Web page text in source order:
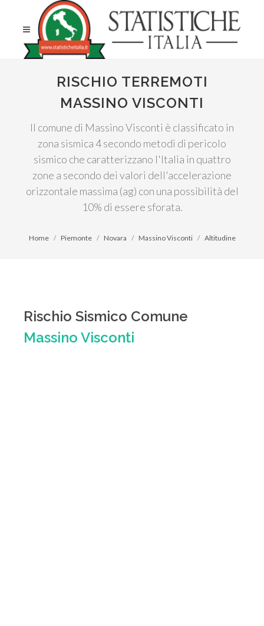
RISCHIO TERREMOTI
MASSINO VISCONTI
Il comune di Massino Visconti è classificato in
zona sismica 4 secondo metodi di pericolo
sismico che caratterizzano l'Italia in quattro
zone a secondo dei valori dell'accelerazione
orizzontale massima (ag) con una possibilità del
10% di essere sforata.
Home Piemonte Novara Massino Visconti Altitudine
Rischio Sismico Comune
Massino Visconti